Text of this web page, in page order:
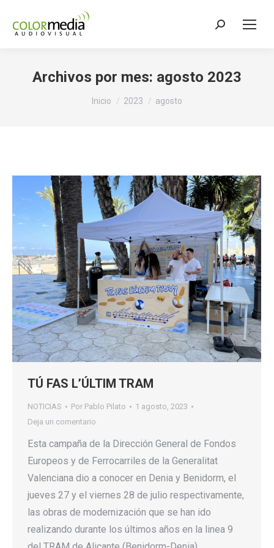
Buscar:
Archivos por mes: agosto 2023
Estás aquí:
Inicio 2023 agosto
TÚ FAS L’ÚLTIM TRAM
NOTICIAS Por Pablo Pilato
1 agosto, 2023
Deja un comentario
Esta campaña de la Dirección General de Fondos
Europeos y de Ferrocarriles de la Generalitat
Valenciana dio a conocer en Denia y Benidorm, el
jueves 27 y el viernes 28 de julio respectivamente,
las obras de modernización que se han ido
realizando durante los últimos años en la linea 9